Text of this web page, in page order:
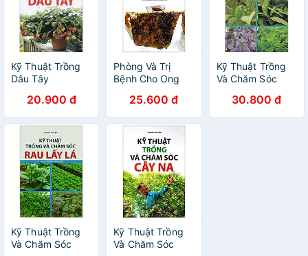
Kỹ Thuật Trồng
Dâu Tây
20.900 đ
Phòng Và Trị
Bệnh Cho Ong
25.600 đ
Kỹ Thuật Trồng
Và Chăm Sóc
30.800 đ
Kỹ Thuật Trồng
Và Chăm Sóc
Kỹ Thuật Trồng
Và Chăm Sóc